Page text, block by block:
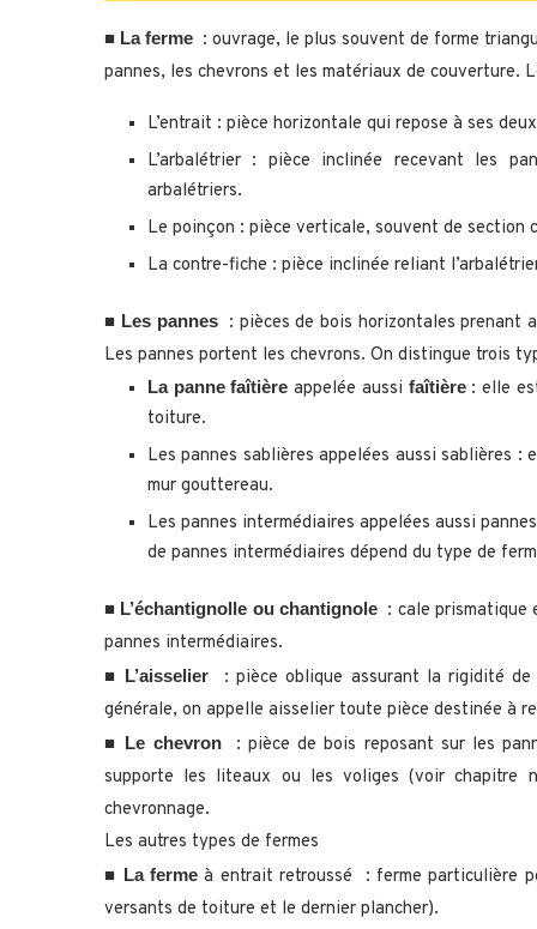
■ La ferme : ouvrage, le plus souvent de forme
pannes, les chevrons et les matériaux de
L’entrait : pièce horizontale qui repose à ses
L’arbalétrier : pièce inclinée recevant les
arbalétriers.
Le poinçon : pièce verticale, souvent de section
La contre-fiche : pièce inclinée reliant
■ Les pannes: pièces de bois horizontales prenant
Les pannes portent les chevrons. On distingue trois
La panne faîtière appelée aussi faîtière: elle
toiture.
Les pannes sablières appelées aussi sablières
mur gouttereau.
Les pannes intermédiaires appelées aussi
de pannes intermédiaires dépend du type de
■ L’échantignolle ou chantignole : cale prismatique
pannes intermédiaires.
■ L’aisselier : pièce oblique assurant la rigidité
générale, on appelle aisselier toute pièce destinée à
■ Le chevron: pièce de bois reposant sur les
supporte les liteaux ou les voliges (voir chapitre
chevronnage.
Les autres types de fermes
■ La ferme à entrait retroussé : ferme particulière
versants de toiture et le dernier plancher).